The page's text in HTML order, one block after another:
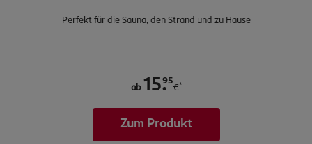
Perfekt für die Sauna, den Strand und zu Hause
ab 15.
95
€*
Zum Produkt